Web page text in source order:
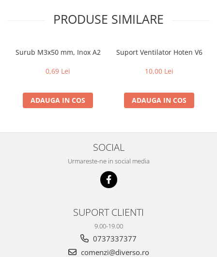
PRODUSE SIMILARE
Surub M3x50 mm, Inox A2
0,69 Lei
ADAUGA IN COS
Suport Ventilator Hoten V6
10,00 Lei
ADAUGA IN COS
SOCIAL
Urmareste-ne in social media
SUPORT CLIENTI
9.00-19.00
0737337377
comenzi@diverso.ro